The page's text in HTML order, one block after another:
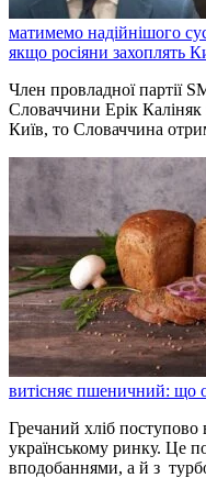
матимемо надійнішого
якщо росіяни захоплять
Член провладної партії
Словаччини Ерік
Київ, то Словаччина
витісняє пшеничний: що
Гречаний хліб
українському ринку. Це
вподобаннями, а й з